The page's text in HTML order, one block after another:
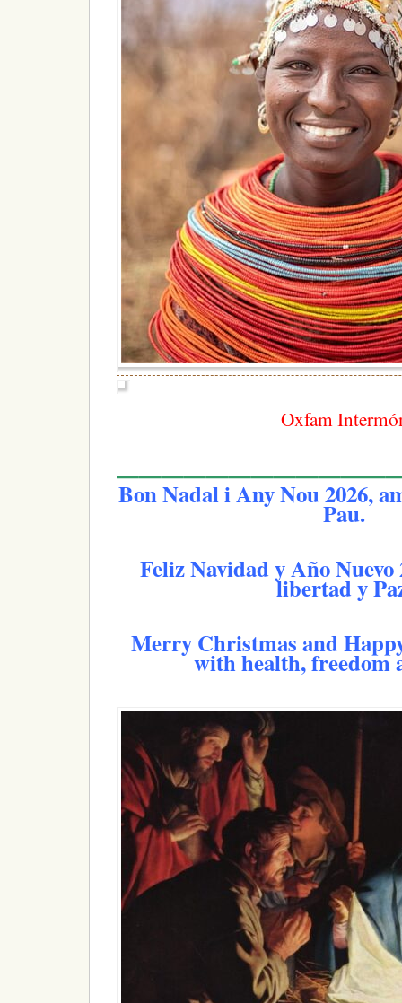
Oxfam
Bon Nadal i Any Nou 2026,
Pau.
Feliz Navidad y Año Nuevo
libertad y
Merry Christmas and
with health, freedom